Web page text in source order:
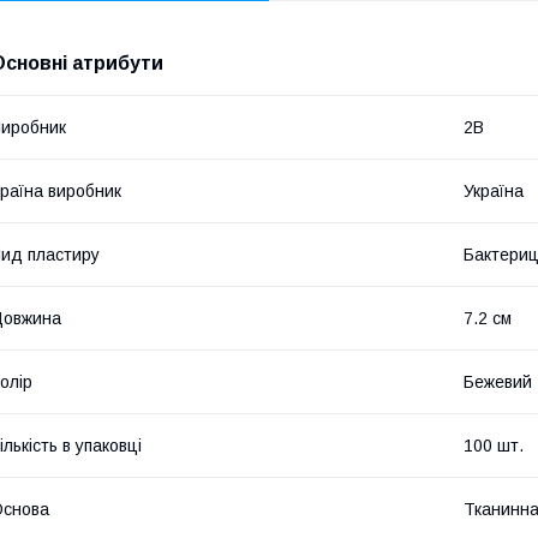
атрибути
2В
виробник Україна
пластиру
7.2 см
Бежевий
в упаковці 100 шт.
Тканинна